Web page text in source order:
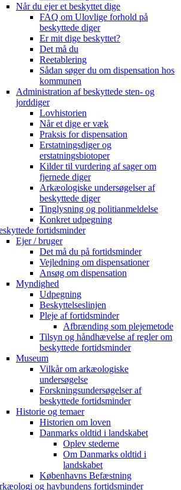
Når du ejer et beskyttet dige
FAQ om Ulovlige forhold på
beskyttede diger
Er mit dige beskyttet?
Det må du
Reetablering
Sådan søger du om dispensation hos
kommunen
Administration af beskyttede sten- og
jorddiger
Lovhistorien
Når et dige er væk
Praksis for dispensation
Erstatningsdiger og
erstatningsbiotoper
Kilder til vurdering af sager om
fjernede diger
Arkæologiske undersøgelser af
beskyttede diger
Tinglysning og politianmeldelse
Konkret udpegning
fortidsminder
Ejer / bruger
Det må du på fortidsminder
Vejledning om dispensationer
Ansøg om dispensation
Myndighed
Udpegning
Beskyttelseslinjen
Pleje af fortidsminder
Afbrænding som plejemetode
Tilsyn og håndhævelse af regler om
beskyttede fortidsminder
Museum
Vilkår om arkæologiske
undersøgelse
Forskningsundersøgelser af
beskyttede fortidsminder
Historie og temaer
Historien om loven
Danmarks oldtid i landskabet
Oplev stederne
Om Danmarks oldtid i
landskabet
Københavns Befæstning
og havbundens fortidsminder